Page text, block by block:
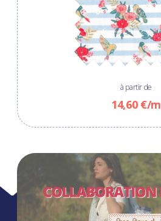
à partir de
14,60 €/m